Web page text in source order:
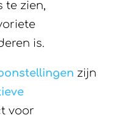
voor
leeftijden. Deze
rondleidingen,
waarmee